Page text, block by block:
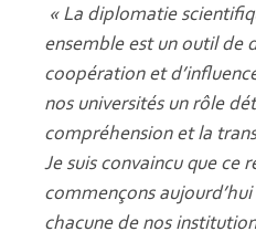
« La diplomatie
ensemble est un outil de
coopération et
nos universités un rôle
compréhension et la
Je suis convaincu que ce
commençons
chacune de nos